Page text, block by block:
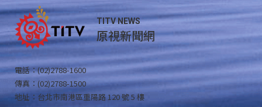
TITV NEWS
原視新聞網
電話：(02)2788-1600
傳真：(02)2788-1500
地址：台北市南港區重陽路 120 號 5 樓